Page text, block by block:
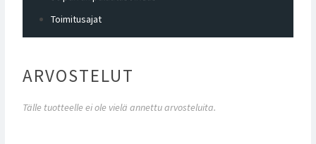
Toimitusajat
ARVOSTELUT
Tälle tuotteelle ei ole vielä annettu arvosteluita.